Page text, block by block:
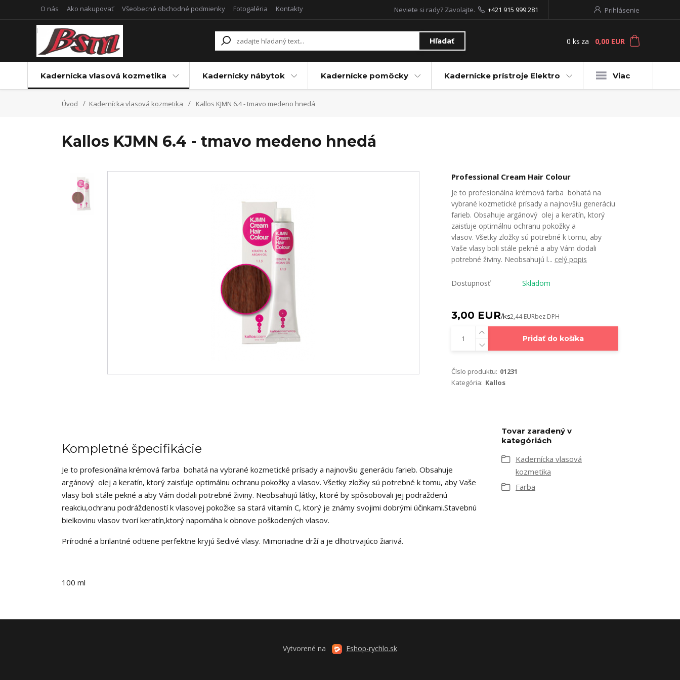
O nás Ako nakupovať Všeobecné obchodné podmienky Fotogaléria Kontakty Prihlásenie
Hľadať
Neviete si rady? Zavolajte. +421 915 999 281
0 ks za 0,00 EUR
Kadernícka vlasová kozmetika Kadernícky nábytok Kadernícke pomôcky Kadernícke prístroje Elektro Viac
Úvod Kadernícka vlasová kozmetika Kallos KJMN 6.4 - tmavo medeno hnedá
Kallos KJMN 6.4 - tmavo medeno hnedá
Professional Cream Hair Colour
Je to profesionálna krémová farba bohatá na
vybrané kozmetické prísady a najnovšiu generáciu
farieb. Obsahuje argánový olej a keratín, ktorý
zaisťuje optimálnu ochranu pokožky a
vlasov. Všetky zložky sú potrebné k tomu, aby
Vaše vlasy boli stále pekné a aby Vám dodali
potrebné živiny. Neobsahujú l... celý popis
Dostupnosť Skladom
3,00 EUR/ks2,44 EURbez DPH
Pridať do košíka
Číslo produktu: 01231
Kategória: Kallos
Kompletné špecifikácie
Je to profesionálna krémová farba bohatá na vybrané kozmetické prísady a najnovšiu generáciu farieb. Obsahuje
argánový olej a keratín, ktorý zaisťuje optimálnu ochranu pokožky a vlasov. Všetky zložky sú potrebné k tomu, aby Vaše
vlasy boli stále pekné a aby Vám dodali potrebné živiny. Neobsahujú látky, ktoré by spôsobovali jej podraždenú
reakciu,ochranu podráždeností k vlasovej pokožke sa stará vitamín C, ktorý je známy svojimi dobrými účinkami.Stavebnú
bielkovinu vlasov tvorí keratín,ktorý napomáha k obnove poškodených vlasov.
Prírodné a brilantné odtiene perfektne kryjú šedivé vlasy. Mimoriadne drží a je dlhotrvajúco žiarivá.
100 ml
Tovar zaradený v
kategóriách
Kadernícka vlasová
kozmetika
Farba
Vytvorené na Eshop-rychlo.sk